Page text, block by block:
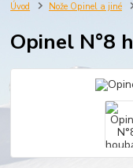
Úvod Nože Opinel a jiné
Opinel N°8